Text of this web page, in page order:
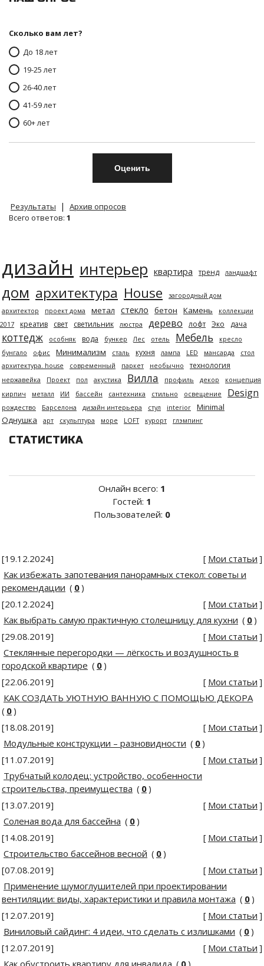
Сколько вам лет?
До 18 лет
19-25 лет
26-40 лет
41-59 лет
60+ лет
Результаты |
Архив опросов
Всего ответов: 1
дизайн интерьер квартира тренд ландшафт
дом архитектура House
загородный дом
архитектор
проект дома метал стекло бетон Камень
коллекции
2017
креатив свет светильник люстра дерево лофт Эко дача
коттедж особняк вода бункер Лес отель Мебель
кресло
бунгало
офис Минимализм сталь кухня лампа LED мансарда
стол
архитектура. house
современный паркет необычно технология
нержавейка Проект пол акустика Вилла профиль декор
концепция
кирпич
металл ИИ бассейн сантехника стильно освещение Design
рождество Барселона дизайн интерьера стул interior
Minimal
Однушка
арт скульптура море LOFT курорт глэмпинг
СТАТИСТИКА
Онлайн всего: 1
Гостей: 1
Пользователей: 0
[19.12.2024] [ Мои статьи ]
Как избежать запотевания панорамных стекол: советы и
рекомендации ( 0)
[20.12.2024]
[ Мои статьи ]
Как выбрать самую практичную столешницу для кухни ( 0)
[29.08.2019]
[ Мои статьи ]
Стеклянные перегородки — лёгкость и воздушность в
городской квартире ( 0)
[22.06.2019]
[ Мои статьи ]
КАК СОЗДАТЬ УЮТНУЮ ВАННУЮ С ПОМОЩЬЮ ДЕКОРА
( 0)
[18.08.2019]
[ Мои статьи ]
Модульные конструкции – разновидности ( 0)
[11.07.2019]
[ Мои статьи ]
Трубчатый колодец: устройство, особенности
строительства, преимущества ( 0)
[13.07.2019]
[ Мои статьи ]
Соленая вода для бассейна ( 0)
[14.08.2019]
[ Мои статьи ]
Строительство бассейнов весной ( 0)
[07.08.2019]
[ Мои статьи ]
Применение шумоглушителей при проектировании
вентиляции: виды, характеристики и правила монтажа ( 0)
[12.07.2019]
[ Мои статьи ]
Виниловый сайдинг: 4 идеи, что сделать с излишками ( 0)
[12.07.2019]
[ Мои статьи ]
Как обустроить квартиру для инвалида ( 0)